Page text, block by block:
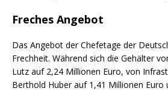
Freches Angebot
Das Angebot der Chefetage der
Frechheit. Während sich die Gehälter
Lutz auf 2,24 Millionen Euro, von
Berthold Huber auf 1,41 Millionen Euro